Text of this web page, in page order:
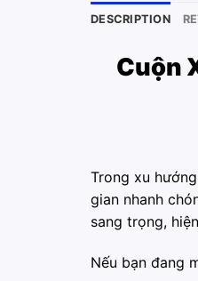
DESCRIPTION
Cuộn
Trong xu
gian nhanh
sang trọng,
Nếu bạn đang